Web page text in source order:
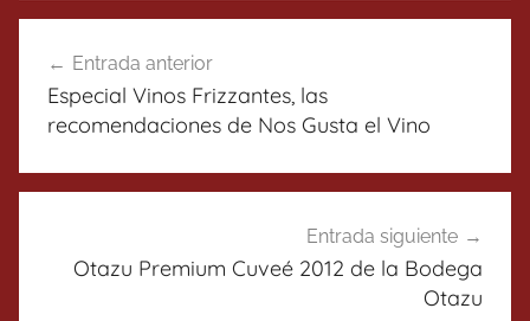
de
entradas
Entrada anterior
Especial Vinos Frizzantes, las
recomendaciones de Nos Gusta el Vino
Entrada siguiente
Otazu Premium Cuveé 2012 de la Bodega
Otazu